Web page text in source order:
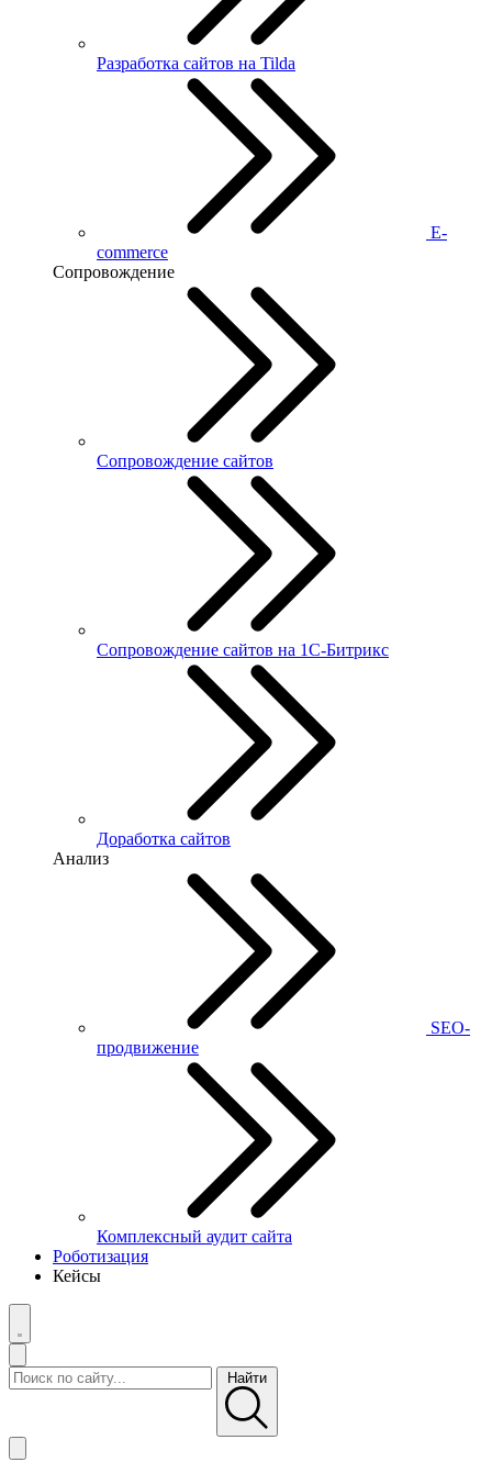
Разработка сайтов на Tilda
E-
commerce
Сопровождение
Сопровождение сайтов
Сопровождение сайтов на 1С-Битрикс
Доработка сайтов
Анализ
SEO-
продвижение
Комплексный аудит сайта
Роботизация
Кейсы
Найти